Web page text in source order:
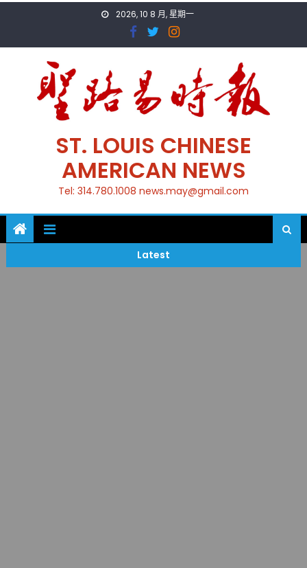
2026, 10 8 月, 星期一
ST. LOUIS CHINESE
AMERICAN NEWS
Tel: 314.780.1008 news.may@gmail.com
Latest